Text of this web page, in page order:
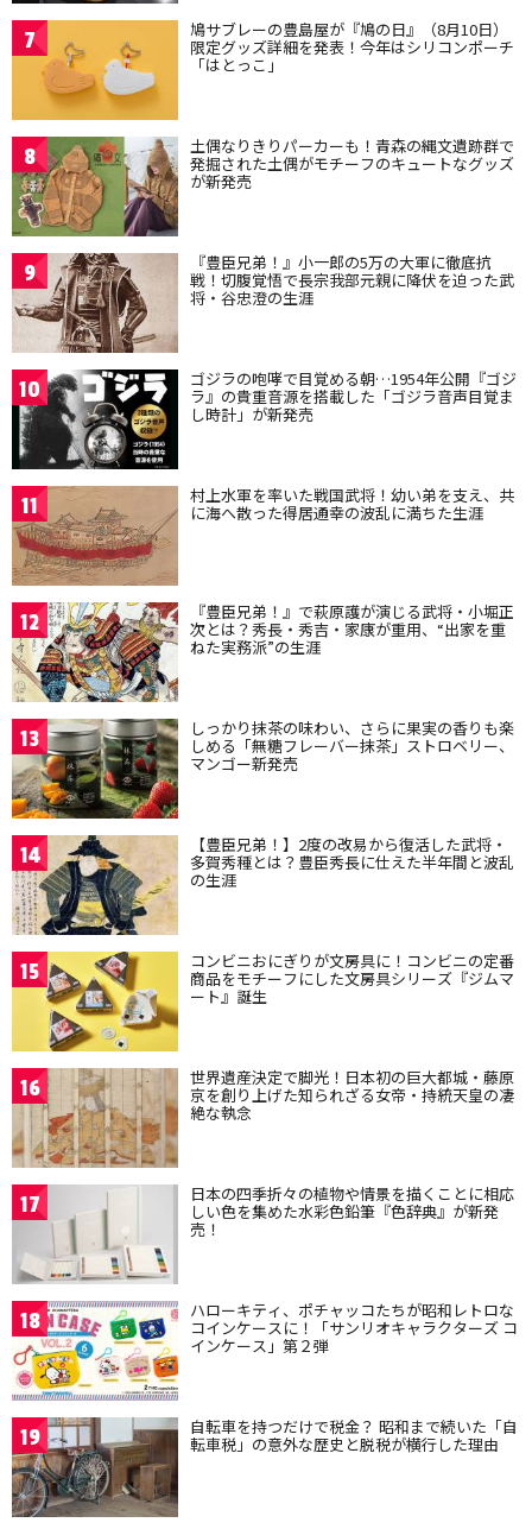
7 鳩サブレーの豊島屋が『鳩の日』（8月10日）
限定グッズ詳細を発表！今年はシリコンポーチ
「はとっこ」
8 土偶なりきりパーカーも！青森の縄文遺跡群で
発掘された土偶がモチーフのキュートなグッズ
が新発売
9 『豊臣兄弟！』小一郎の5万の大軍に徹底抗
戦！切腹覚悟で長宗我部元親に降伏を迫った武
将・谷忠澄の生涯
10 ゴジラの咆哮で目覚める朝…1954年公開『ゴジ
ラ』の貴重音源を搭載した「ゴジラ音声目覚ま
し時計」が新発売
11 村上水軍を率いた戦国武将！幼い弟を支え、共
に海へ散った得居通幸の波乱に満ちた生涯
12 『豊臣兄弟！』で萩原護が演じる武将・小堀正
次とは？秀長・秀吉・家康が重用、“出家を重
ねた実務派”の生涯
13 しっかり抹茶の味わい、さらに果実の香りも楽
しめる「無糖フレーバー抹茶」ストロベリー、
マンゴー新発売
14 【豊臣兄弟！】2度の改易から復活した武将・
多賀秀種とは？豊臣秀長に仕えた半年間と波乱
の生涯
15 コンビニおにぎりが文房具に！コンビニの定番
商品をモチーフにした文房具シリーズ『ジムマ
ート』誕生
16 世界遺産決定で脚光！日本初の巨大都城・藤原
京を創り上げた知られざる女帝・持統天皇の凄
絶な執念
17 日本の四季折々の植物や情景を描くことに相応
しい色を集めた水彩色鉛筆『色辞典』が新発
売！
18 ハローキティ、ポチャッコたちが昭和レトロな
コインケースに！「サンリオキャラクターズ コ
インケース」第２弾
19 自転車を持つだけで税金？ 昭和まで続いた「自
転車税」の意外な歴史と脱税が横行した理由